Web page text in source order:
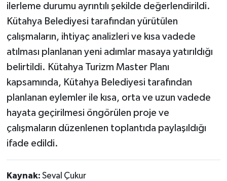
ilerleme durumu ayrıntılı şekilde değerlendirildi.
Kütahya Belediyesi tarafından yürütülen
çalışmaların, ihtiyaç analizleri ve kısa vadede
atılması planlanan yeni adımlar masaya yatırıldığı
belirtildi. Kütahya Turizm Master Planı
kapsamında, Kütahya Belediyesi tarafından
planlanan eylemler ile kısa, orta ve uzun vadede
hayata geçirilmesi öngörülen proje ve
çalışmaların düzenlenen toplantıda paylaşıldığı
ifade edildi.
Kaynak: Seval Çukur